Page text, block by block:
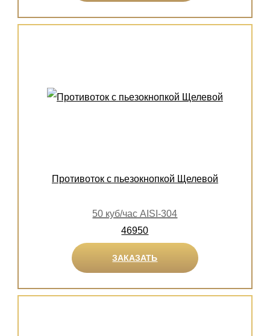
Противоток с пьезокнопкой Щелевой
50 куб/час AISI-304
46950
ЗАКАЗАТЬ